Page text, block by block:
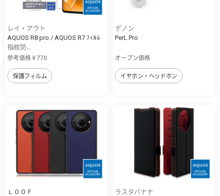
レイ・アウト
AQUOS R8 pro / AQUOS R7 ﾌｨﾙﾑ
指紋防...
参考価格￥770
保護フィルム
デノン
PerL Pro
オープン価格
イヤホン・ヘッドホン
ＬＯＯＦ
ラスタバナナ